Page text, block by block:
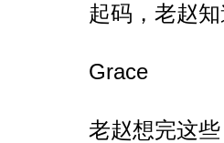
起码，老赵知道
Grace
老赵想完这些，愣